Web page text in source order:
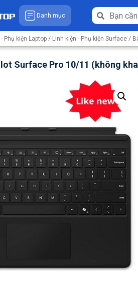
Danh mục
Phụ kiện Laptop / Linh kiện - Phụ kiện Surface /
Surface Pro 10/11 (không